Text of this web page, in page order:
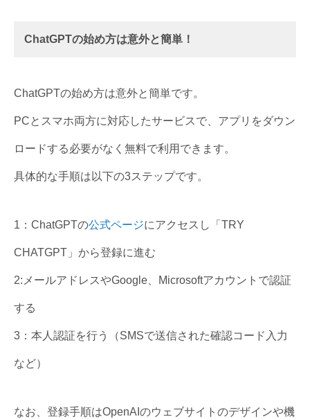
ChatGPTの始め方は意外と簡単！
ChatGPTの始め方は意外と簡単です。
PCとスマホ両方に対応したサービスで、アプリをダウン
ロードする必要がなく無料で利用できます。
具体的な手順は以下の3ステップです。
1：ChatGPTの公式ページにアクセスし「TRY
CHATGPT」から登録に進む
2:メールアドレスやGoogle、Microsoftアカウントで認証
する
3：本人認証を行う（SMSで送信された確認コード入力
など）
なお、登録手順はOpenAIのウェブサイトのデザインや機